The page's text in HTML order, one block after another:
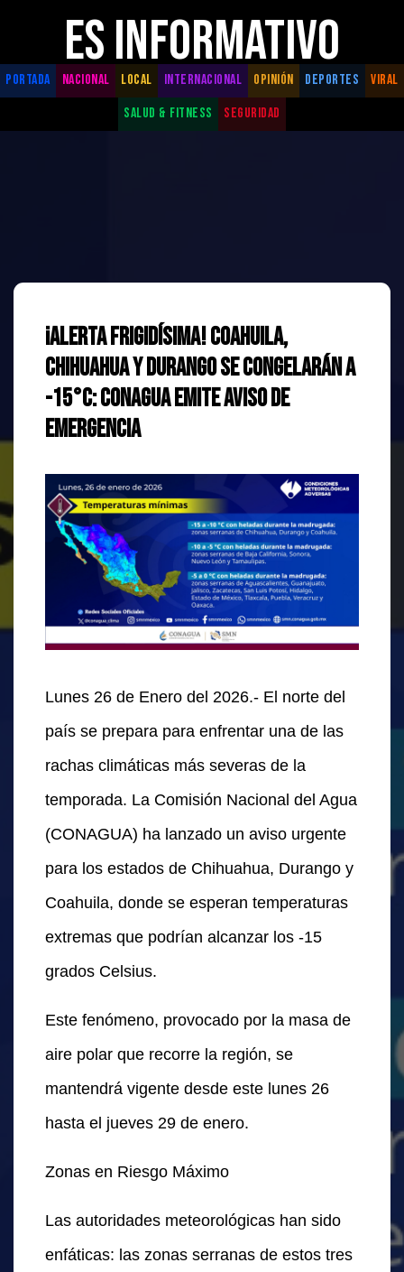
ES INFORMATIVO
PORTADA NACIONAL LOCAL INTERNACIONAL OPINIÓN DEPORTES
VIRAL
SALUD & FITNESS
SEGURIDAD
¡ALERTA FRIGIDÍSIMA! Coahuila,
Chihuahua y Durango se congelarán a
-15°C: CONAGUA emite aviso de
emergencia
Lunes 26 de Enero del 2026.- El norte del
país se prepara para enfrentar una de las
rachas climáticas más severas de la
temporada. La Comisión Nacional del Agua
(CONAGUA) ha lanzado un aviso urgente
para los estados de Chihuahua, Durango y
Coahuila, donde se esperan temperaturas
extremas que podrían alcanzar los -15
grados Celsius.
Este fenómeno, provocado por la masa de
aire polar que recorre la región, se
mantendrá vigente desde este lunes 26
hasta el jueves 29 de enero.
Zonas en Riesgo Máximo
Las autoridades meteorológicas han sido
enfáticas: las zonas serranas de estos tres